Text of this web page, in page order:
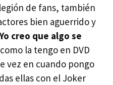
de fans, también
bien aguerrido y
creo que algo se
la tengo en DVD
vez en cuando pongo
ellas con el Joker